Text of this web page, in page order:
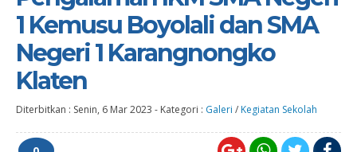
1 Kemusu Boyolali dan SMA
Negeri 1 Karangnongko
Klaten
Diterbitkan : Senin, 6 Mar 2023 - Kategori : Galeri / Kegiatan Sekolah